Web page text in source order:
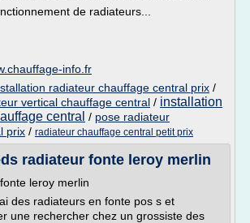
de radiateurs...
info.fr
radiateur chauffage central prix /
vertical chauffage central / installation
central / pose radiateur
prix / radiateur chauffage central petit prix
radiateur fonte leroy merlin
leroy merlin
des radiateurs en fonte pos s et
une rechercher chez un grossiste des